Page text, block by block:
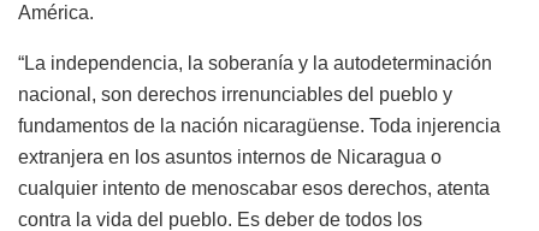
América.
“La independencia, la soberanía y la autodeterminación
nacional, son derechos irrenunciables del pueblo y
fundamentos de la nación nicaragüense. Toda injerencia
extranjera en los asuntos internos de Nicaragua o
cualquier intento de menoscabar esos derechos, atenta
contra la vida del pueblo. Es deber de todos los